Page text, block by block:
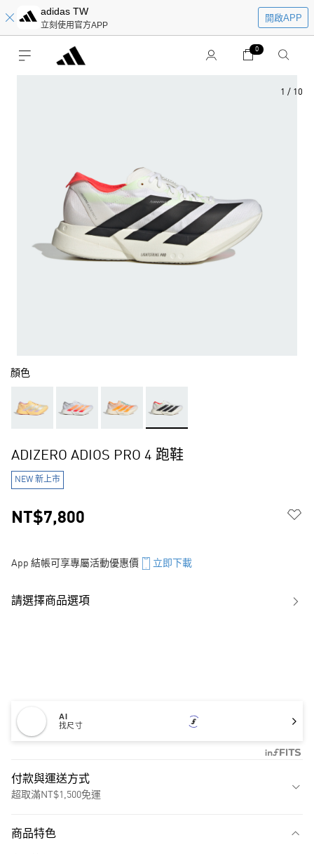
adidas TW
立刻使用官方APP
開啟APP
0
1 / 10
顏色
ADIZERO ADIOS PRO 4 跑鞋
NEW 新上市
NT$7,800
App 結帳可享專屬活動優惠價 立即下載
請選擇商品選項
AI
找尺寸
付款與運送方式
超取滿NT$1,500免運
商品特色